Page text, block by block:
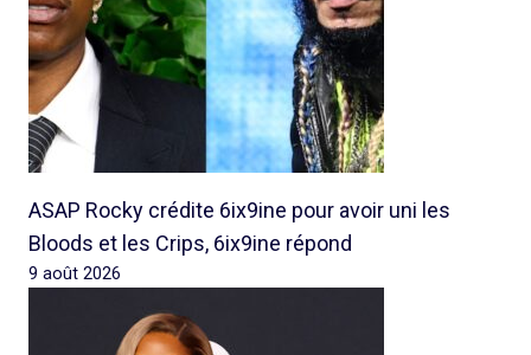
ASAP Rocky crédite 6ix9ine pour avoir uni les
Bloods et les Crips, 6ix9ine répond
9 août 2026